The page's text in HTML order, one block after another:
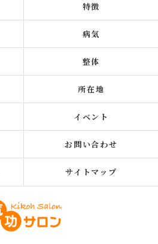
特徴
病気
整体
所在地
イベント
お問い合わせ
サイトマップ